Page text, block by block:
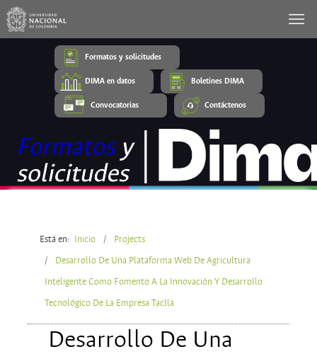
Formatos y solicitudes
DIMA en datos Boletines DIMA
Convocatorias Contáctenos
Está en: Inicio
Projects
Desarrollo De Una Plataforma Web De Agricultura
Inteligente Como Fomento A La Innovación Y Desarrollo
Tecnológico De La Empresa Taclla
Desarrollo De Una